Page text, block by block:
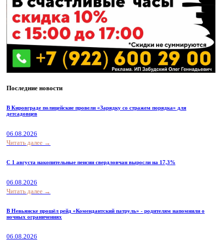
Последние новости
В Кировграде полицейские провели «Зарядку со стражем порядка» для
детсадовцев
06.08.2026
Читать далее →
С 1 августа накопительные пенсии свердловчан выросли на 17,3%
06.08.2026
Читать далее →
В Невьянске прошёл рейд «Комендантский патруль» - родителям напомнили о
ночных ограничениях
06.08.2026